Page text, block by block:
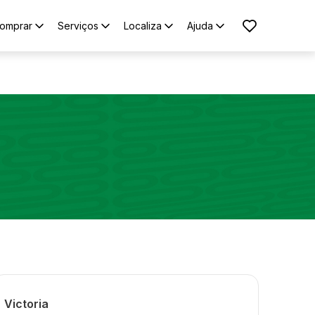
Serviços Localiza Ajuda
Victoria